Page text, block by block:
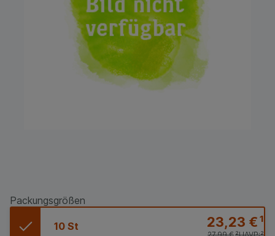
Packungsgrößen
10 St 23,23 €¹